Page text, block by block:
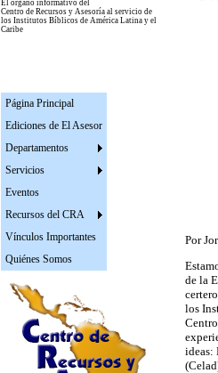
El órgano informativo del
Centro de Recursos y Asesoría al servicio de
los Institutos Bíblicos de América Latina y el
Caribe
Página Principal
Ediciones de El Asesor
Departamentos
Servicios
Eventos
Recursos del CRA
Vínculos Importantes
Quiénes Somos
Por
de la
los
ideas: